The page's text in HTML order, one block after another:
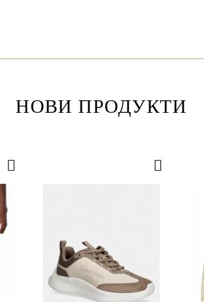
НОВИ ПРОДУКТИ